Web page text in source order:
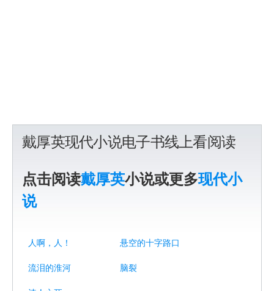
戴厚英现代小说电子书线上看阅读
点击阅读戴厚英小说或更多现代小
说
人啊，人！ 悬空的十字路口
流泪的淮河 脑裂